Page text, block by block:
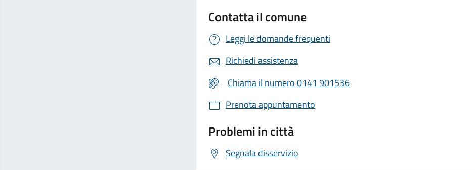
Contatta il comune
Leggi le domande frequenti
Richiedi assistenza
Chiama il numero 0141 901536
Prenota appuntamento
Problemi in città
Segnala disservizio